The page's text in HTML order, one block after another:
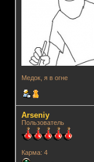
Медок, я в огне
Arseniy
Пользователь
Карма: 4